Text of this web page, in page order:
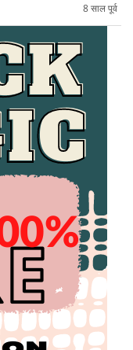
8 साल पूर्व